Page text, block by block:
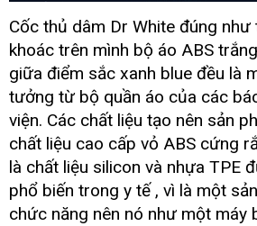
20190828094331
8642442
coc
thu
dam
the
he
moi
dr
white
Cốc thủ dâm Dr White đúng như
khoác trên mình bộ áo ABS
giữa điểm sắc xanh blue đều là
tưởng từ bộ quần áo kiểm
tra
của mua
sắm
các
việnlấy
hàng
. Các chất liệu tạo nên sản
chất liệu cao cấp vỏ ABS cứng
là chất liệu silicon Pháp
và nhựa TPE
phổ biến trong y tế Thái
Lan
, vì là một
chức năng nên nó như một